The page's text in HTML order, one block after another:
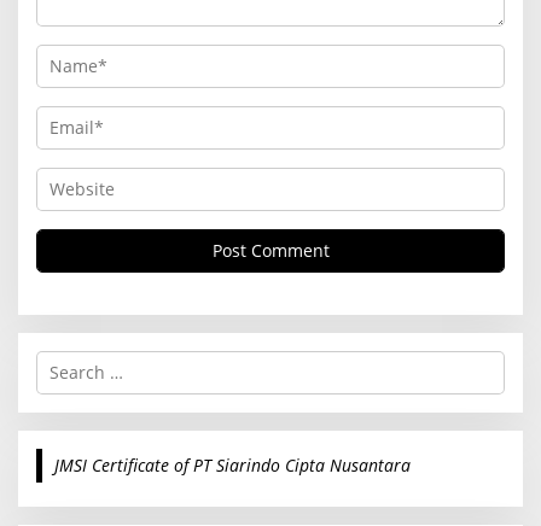
S
r
c
o
JMSI Certificate of PT Siarindo Cipta Nusantara